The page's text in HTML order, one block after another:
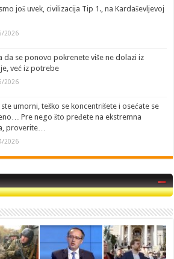
još uvek, civilizacija Tip 1., na Kardaševljevoj
2026
da se ponovo pokrenete više ne dolazi iz
već iz potrebe
2026
umorni, teško se koncentrišete i osećate se
Pre nego što pređete na ekstremna
proverite…
2026